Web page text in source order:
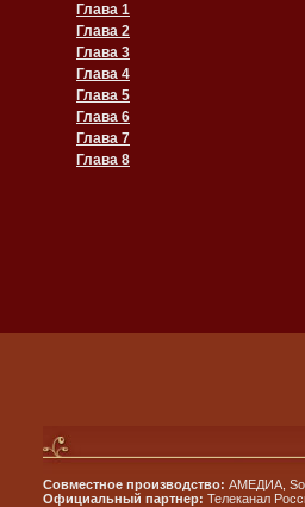
Глава 1
Глава 2
Глава 3
Глава 4
Глава 5
Глава 6
Глава 7
Глава 8
Совместное производство: АМЕДИА,
Официальный партнер: Телеканал